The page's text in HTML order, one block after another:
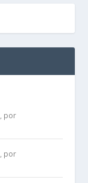
, por
, por